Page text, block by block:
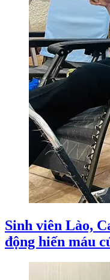
Sinh viên Lào,
động hiến máu